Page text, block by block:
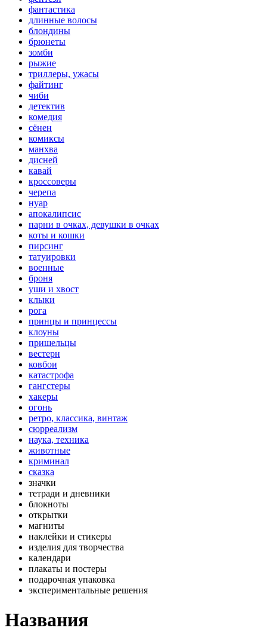
фантастика
длинные волосы
блондины
брюнеты
зомби
рыжие
триллеры, ужасы
файтинг
чиби
детектив
комедия
сёнен
комиксы
манхва
дисней
кавай
кроссоверы
черепа
нуар
апокалипсис
парни в очках, девушки в очках
коты и кошки
пирсинг
татуировки
военные
броня
уши и хвост
клыки
рога
принцы и принцессы
клоуны
пришельцы
вестерн
ковбои
катастрофа
гангстеры
хакеры
огонь
ретро, классика, винтаж
сюрреализм
наука, техника
животные
криминал
сказка
значки
тетради и дневники
блокноты
открытки
магниты
наклейки и стикеры
изделия для творчества
календари
плакаты и постеры
подарочная упаковка
экспериментальные решения
Названия